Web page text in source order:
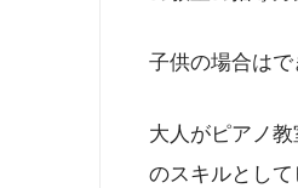
子供の場合はで
大人がピアノ
のスキルとして